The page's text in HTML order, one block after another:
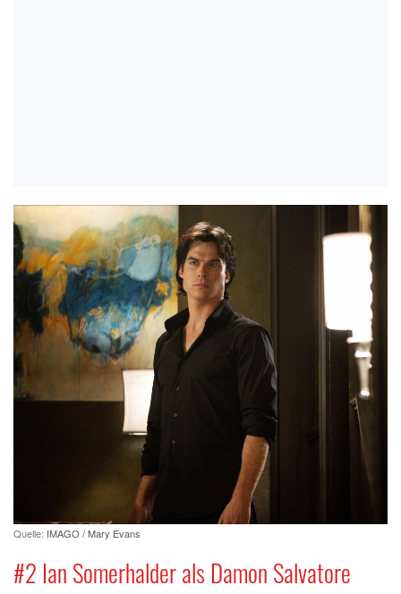
Quelle: IMAGO / Mary Evans
#2 Ian Somerhalder als Damon Salvatore